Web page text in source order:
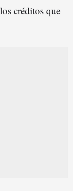
créditos que